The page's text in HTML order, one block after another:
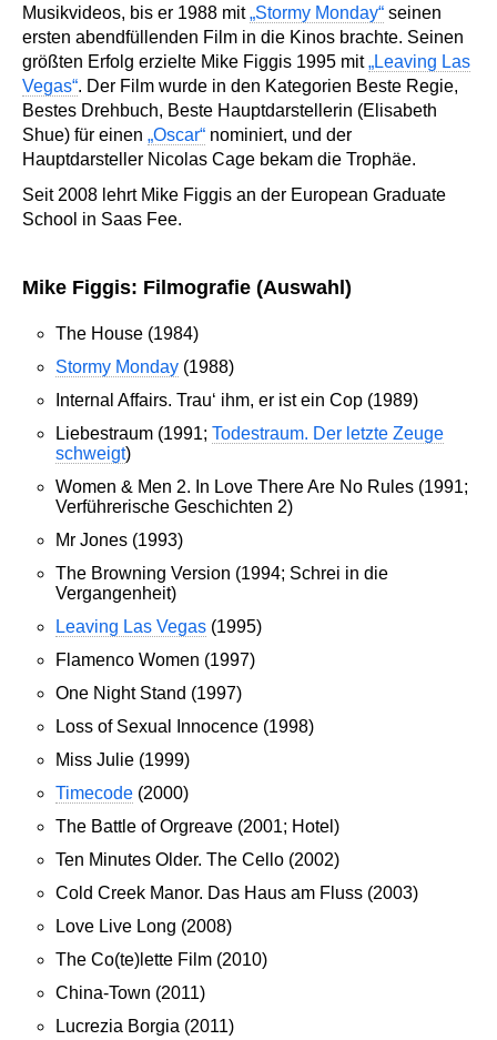
Musikvideos, bis er 1988 mit„Stormy Monday“ seinen
ersten abendfüllenden Film in die Kinos brachte. Seinen
größten Erfolg erzielte Mike Figgis 1995 mit„Leaving Las
Vegas“. Der Film wurde in den Kategorien Beste Regie,
Bestes Drehbuch, Beste Hauptdarstellerin (Elisabeth
Shue) für einen „Oscar“ nominiert, und der
Hauptdarsteller Nicolas Cage bekam die Trophäe.
Seit 2008 lehrt Mike Figgis an der European Graduate
School in Saas Fee.
Mike Figgis: Filmografie (Auswahl)
The House (1984)
Stormy Monday (1988)
Internal Affairs. Trau‘ ihm, er ist ein Cop (1989)
Liebestraum (1991; Todestraum. Der letzte Zeuge
schweigt)
Women & Men 2. In Love There Are No Rules (1991;
Verführerische Geschichten 2)
Mr Jones (1993)
The Browning Version (1994; Schrei in die
Vergangenheit)
Leaving Las Vegas (1995)
Flamenco Women (1997)
One Night Stand (1997)
Loss of Sexual Innocence (1998)
Miss Julie (1999)
Timecode (2000)
The Battle of Orgreave (2001; Hotel)
Ten Minutes Older. The Cello (2002)
Cold Creek Manor. Das Haus am Fluss (2003)
Love Live Long (2008)
The Co(te)lette Film (2010)
China-Town (2011)
Lucrezia Borgia (2011)